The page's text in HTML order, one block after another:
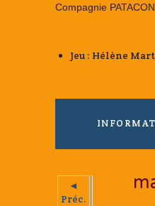
Compagnie
Jeu : Hélène
◄
Préc.